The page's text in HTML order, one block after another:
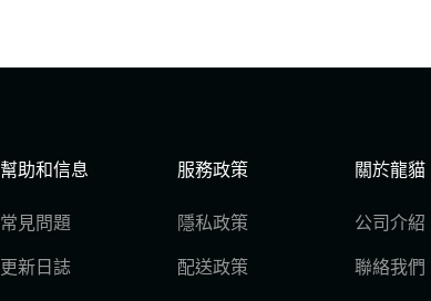
幫助和信息
常見問題
更新日誌
服務政策
隱私政策
配送政策
關於龍貓
公司介紹
聯絡我們